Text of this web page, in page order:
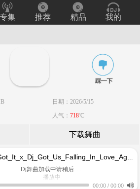
专集 推荐 精品 我的
日期：2026/5/15
人气： 718℃
下载舞曲
越南鼓_Got_It_x_Dj_Got_Us_Falling_In_Love_Again_1_Remix
Dj舞曲加载中请稍后......
播放中
www.keiqu.com
00:00 / 00:00